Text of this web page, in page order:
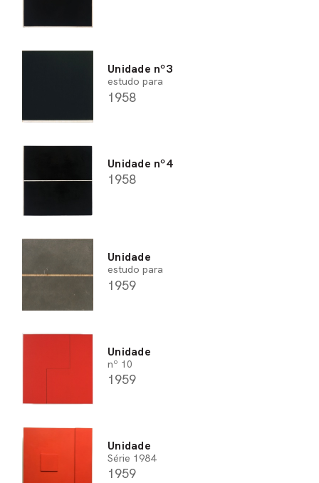
Unidade nº3
estudo para
1958
Unidade nº4
1958
Unidade
estudo para
1959
Unidade
nº 10
1959
Unidade
Série 1984
1959